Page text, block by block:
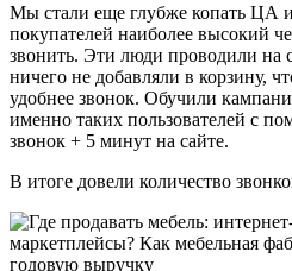
Мы стали еще глубже копать ЦА
покупателей наиболее высокий
звонить. Эти люди проводили на
ничего не добавляли в корзину,
удобнее звонок. Обучили
именно таких пользователей с
звонок + 5 минут на сайте.
В итоге довели количество